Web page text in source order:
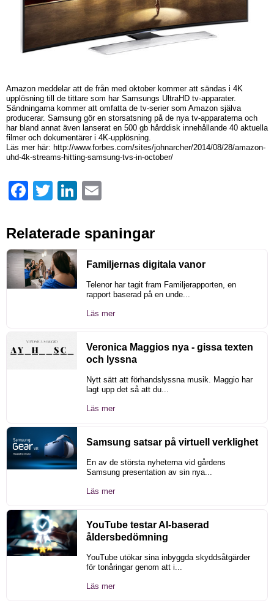
Amazon meddelar att de från med oktober kommer att sändas i 4K
upplösning till de tittare som har Samsungs UltraHD tv-apparater.
Sändningarna kommer att omfatta de tv-serier som Amazon själva
producerar. Samsung gör en storsatsning på de nya tv-apparaterna och
har bland annat även lanserat en 500 gb hårddisk innehållande 40 aktuella
filmer och dokumentärer i 4K-upplösning.
Läs mer här: http://www.forbes.com/sites/johnarcher/2014/08/28/amazon-
uhd-4k-streams-hitting-samsung-tvs-in-october/
FacebookTwitter LinkedIn
Relaterade spaningar
Familjernas digitala vanor
Telenor har tagit fram Familjerapporten, en
rapport baserad på en unde...
Läs mer
Veronica Maggios nya - gissa texten
och lyssna
Nytt sätt att förhandslyssna musik. Maggio har
lagt upp det så att du...
Läs mer
Samsung satsar på virtuell verklighet
En av de största nyheterna vid gårdens
Samsung presentation av sin nya...
Läs mer
YouTube testar AI-baserad
åldersbedömning
YouTube utökar sina inbyggda skyddsåtgärder
för tonåringar genom att i...
Läs mer